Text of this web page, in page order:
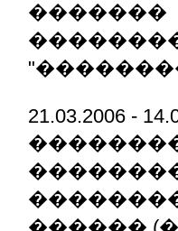
�������
21.03.2006 -